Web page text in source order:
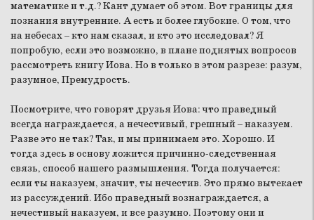
математике и т.д.? Кант думает об этом. Вот границы для
познания внутренние. А есть и более глубокие. О том, что
на небесах – кто нам сказал, и кто это исследовал? Я
попробую, если это возможно, в плане поднятых вопросов
рассмотреть книгу Иова. Но в только в этом разрезе: разум,
разумное, Премудрость.
Посмотрите, что говорят друзья Иова: что праведный
всегда награждается, а нечестивый, грешный – наказуем.
Разве это не так? Так, и мы принимаем это. Хорошо. И
тогда здесь в основу ложится причинно-следственная
связь, способ нашего размышления. Тогда получается:
если ты наказуем, значит, ты нечестив. Это прямо вытекает
из рассуждений. Ибо праведный вознаграждается, а
нечестивый наказуем, и все разумно. Поэтому они и